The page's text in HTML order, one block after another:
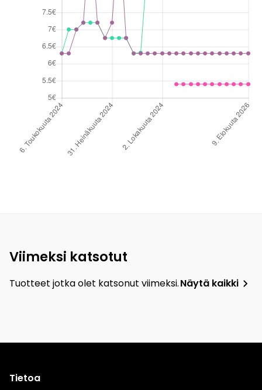
Viimeksi katsotut
Tuotteet jotka olet katsonut viimeksi.Näytä kaikki
Tietoa